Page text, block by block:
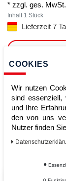
* zzgl. ges.
Inhalt 1 Stück
Lieferzeit 7
Sofort
Kauf auf
COOKIES
Wir nutzen
sind essenziell,
und Ihre
den von uns
Nutzer finden